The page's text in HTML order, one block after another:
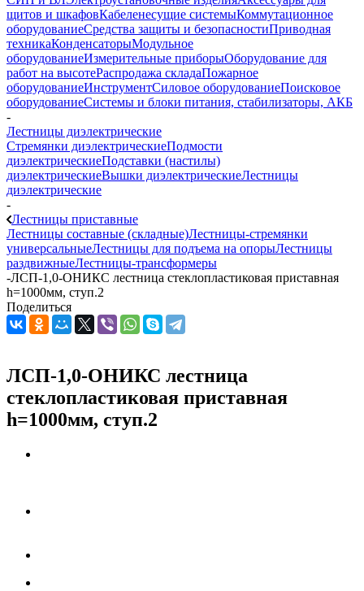
щитов и шкафовКабеленесущие системыКоммутационное
оборудованиеСредства защиты и безопасностиПриводная
техникаКонденсаторыМодульное
оборудованиеИзмерительные приборыОборудование для
работ на высотеРаспродажа складаПожарное
оборудованиеИнструментСиловое оборудованиеПоисковое
оборудованиеСистемы и блоки питания, стабилизаторы, АКБ
-
Лестницы диэлектрические
Стремянки диэлектрическиеПодмости
диэлектрическиеПодставки (настилы)
диэлектрическиеВышки диэлектрическиеЛестницы
диэлектрические
-
Лестницы приставные
Лестницы составные (складные)Лестницы-стремянки
универсальныеЛестницы для подъема на опорыЛестницы
раздвижныеЛестницы-трансформеры
-ЛСП-1,0-ОНИКС лестница стеклопластиковая приставная
h=1000мм, ступ.2
Поделиться
ЛСП-1,0-ОНИКС лестница
стеклопластиковая приставная
h=1000мм, ступ.2